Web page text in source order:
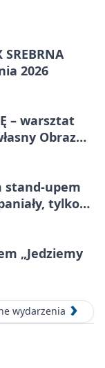
2026
– warsztat
Obraz
stand-upem
tylko
„Jedziemy
wydarzenia